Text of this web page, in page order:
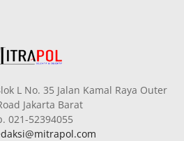
L No. 35 Jalan Kamal Raya Outer
Jakarta Barat
021-52394055